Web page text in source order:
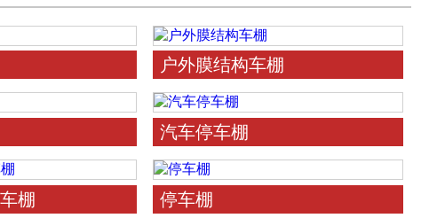
户外膜结构车棚
汽车停车棚
棚 停车棚